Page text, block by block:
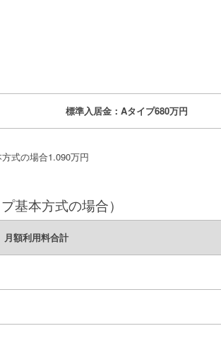
標準入居金：Aタイプ680万円
式の場合1.090万円
基本方式の場合）
月額利用料合計